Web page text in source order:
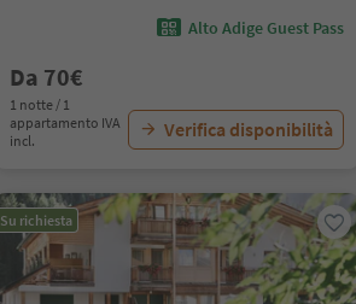
Alto Adige Guest Pass
Da 70€
1 notte / 1
appartamento IVA
incl.
Verifica disponibilità
Su richiesta